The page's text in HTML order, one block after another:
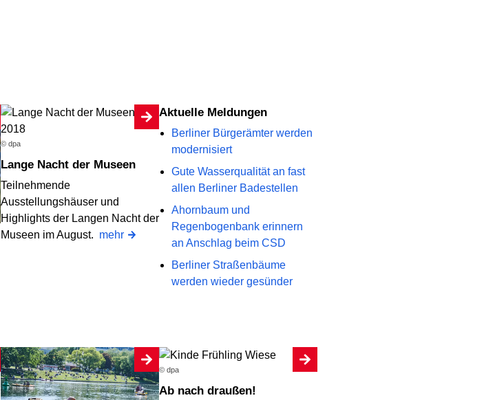
© dpa
Lange Nacht der Museen
Teilnehmende
Ausstellungshäuser und
Highlights der Langen Nacht der
Museen im August. mehr
Aktuelle Meldungen
Berliner Bürgerämter werden
modernisiert
Gute Wasserqualität an fast
allen Berliner Badestellen
Ahornbaum und
Regenbogenbank erinnern
an Anschlag beim CSD
Berliner Straßenbäume
werden wieder gesünder
© dpa
Ab nach draußen!